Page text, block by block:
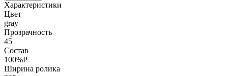
Характеристики
Цвет
gray
Прозрачность
45
Состав
100%P
Ширина ролика